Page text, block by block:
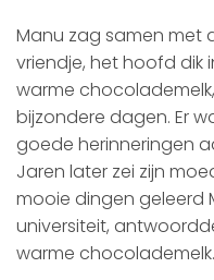
Manu zag samen met
vriendje, het hoofd dik
warme
bijzondere dagen. Er
goede herinneringen
Jaren later zei zijn
mooie dingen geleerd
universiteit,
warme chocolademelk.